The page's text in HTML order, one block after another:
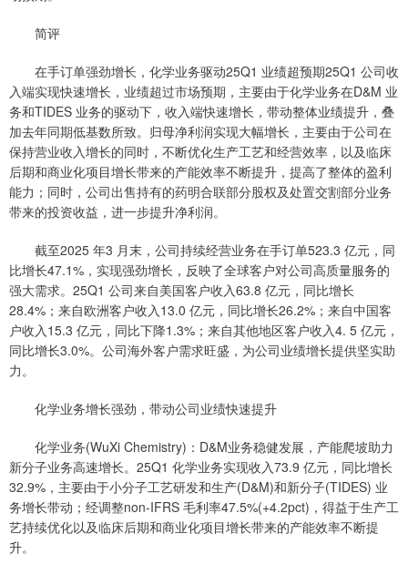
简评
在手订单强劲增长，化学业务驱动25Q1 业绩超预期25Q1 公司收
入端实现快速增长，业绩超过市场预期，主要由于化学业务在D&M 业
务和TIDES 业务的驱动下，收入端快速增长，带动整体业绩提升，叠
加去年同期低基数所致。归母净利润实现大幅增长，主要由于公司在
保持营业收入增长的同时，不断优化生产工艺和经营效率，以及临床
后期和商业化项目增长带来的产能效率不断提升，提高了整体的盈利
能力；同时，公司出售持有的药明合联部分股权及处置交割部分业务
带来的投资收益，进一步提升净利润。
截至2025 年3 月末，公司持续经营业务在手订单523.3 亿元，同
比增长47.1%，实现强劲增长，反映了全球客户对公司高质量服务的
强大需求。25Q1 公司来自美国客户收入63.8 亿元，同比增长
28.4%；来自欧洲客户收入13.0 亿元，同比增长26.2%；来自中国客
户收入15.3 亿元，同比下降1.3%；来自其他地区客户收入4. 5 亿元，
同比增长3.0%。公司海外客户需求旺盛，为公司业绩增长提供坚实助
力。
化学业务增长强劲，带动公司业绩快速提升
化学业务(WuXi Chemistry)：D&M业务稳健发展，产能爬坡助力
新分子业务高速增长。25Q1 化学业务实现收入73.9 亿元，同比增长
32.9%，主要由于小分子工艺研发和生产(D&M)和新分子(TIDES) 业
务增长带动；经调整non-IFRS 毛利率47.5%(+4.2pct)，得益于生产工
艺持续优化以及临床后期和商业化项目增长带来的产能效率不断提
升。